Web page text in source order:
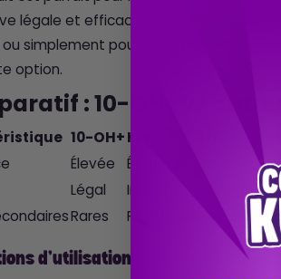
légale et efficace. Que ce soit pour se
simplement pour une utilisation
option.
: 10-OH+ vs
10-OH+HHC
Élevée Élevée
Légal Interdit
Rares Fréquents Fréquents
d'utilisation